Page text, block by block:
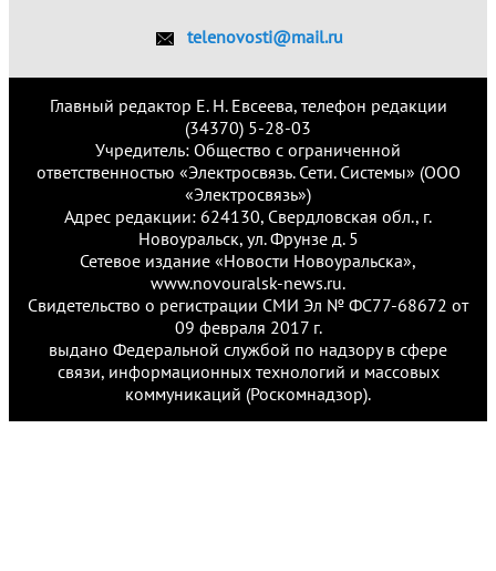
telenovosti@mail.ru
Главный редактор Е. Н. Евсеева, телефон редакции
(34370) 5-28-03
Учредитель: Общество с ограниченной
ответственностью «Электросвязь. Сети. Системы» (ООО
«Электросвязь»)
Адрес редакции: 624130, Свердловская обл., г.
Новоуральск, ул. Фрунзе д. 5
Сетевое издание «Новости Новоуральска»,
www.novouralsk-news.ru.
Свидетельство о регистрации СМИ Эл № ФС77-68672 от
09 февраля 2017 г.
выдано Федеральной службой по надзору в сфере
связи, информационных технологий и массовых
коммуникаций (Роскомнадзор).